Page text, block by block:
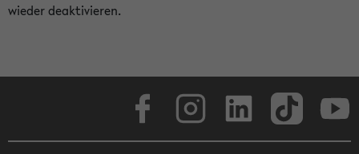
wieder deaktivieren.